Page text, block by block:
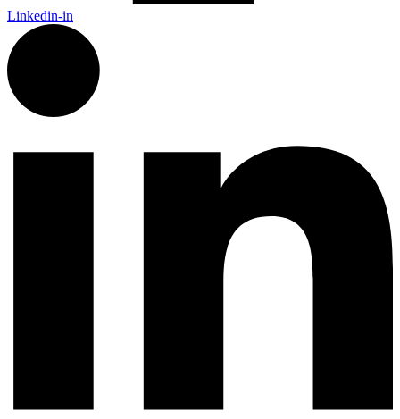
Linkedin-in